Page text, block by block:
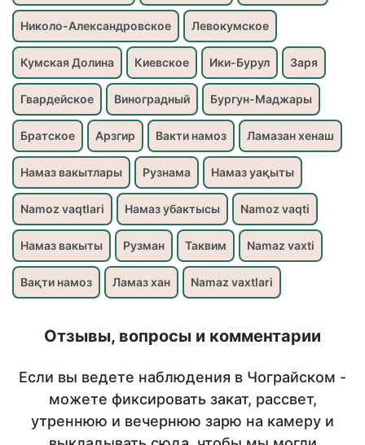
Николо-Александровское Левокумское
Кумская Долина Киевское Ики-Бурул Заря
Гвардейское Виноградный Бургун-Маджары
Братское Арзгир Вакти намоз Ламазан хенаш
Намаз вакытлары Рузнама Намаз уақыты
Namoz vaqtlari Намаз убактысы Namoz vaqti
Намаз вакыты Рузман Таквим Namaz vaxti
Вақти намоз Ламаз хан Namaz vaxtlari
Отзывы, вопросы и комментарии
Если вы ведете наблюдения в Чограйском -
можете фиксировать закат, рассвет,
утреннюю и вечернюю зарю на камеру и